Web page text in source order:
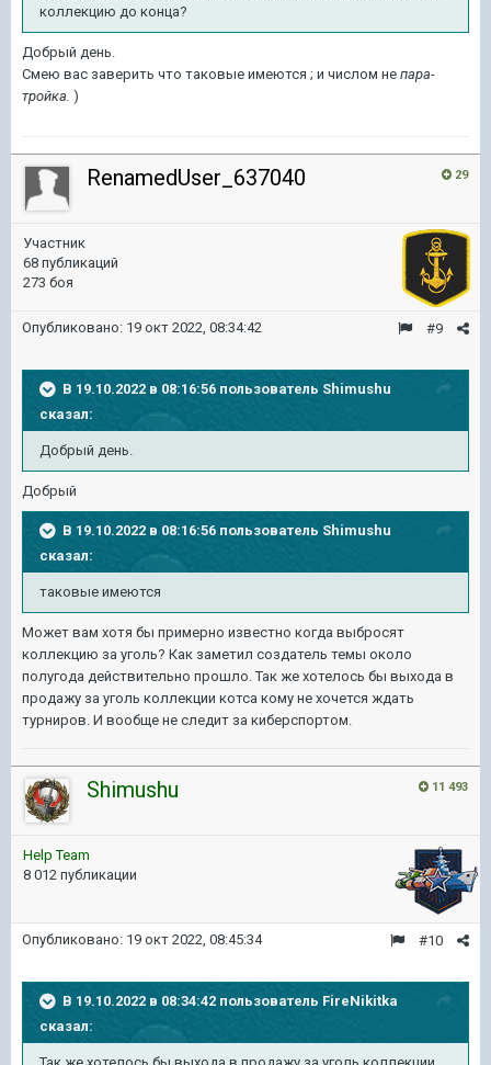
коллекцию до конца?
Добрый день.
Смею вас заверить что таковые имеются ; и числом не пара-
тройка. )
29
RenamedUser_637040
Участник
68 публикаций
273 боя
#9
Опубликовано: 19 окт 2022, 08:34:42
В 19.10.2022 в 08:16:56 пользователь Shimushu
сказал:
Добрый день.
Добрый
В 19.10.2022 в 08:16:56 пользователь Shimushu
сказал:
таковые имеются
Может вам хотя бы примерно известно когда выбросят
коллекцию за уголь? Как заметил создатель темы около
полугода действительно прошло. Так же хотелось бы выхода в
продажу за уголь коллекции котса кому не хочется ждать
турниров. И вообще не следит за киберспортом.
11 493
Shimushu
Help Team
8 012 публикации
#10
Опубликовано: 19 окт 2022, 08:45:34
В 19.10.2022 в 08:34:42 пользователь FireNikitka
сказал: